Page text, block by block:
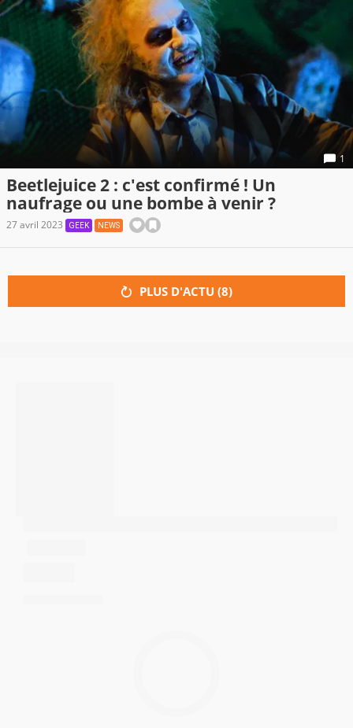
1
Beetlejuice 2 : c'est confirmé ! Un
naufrage ou une bombe à venir ?
27 avril 2023 GEEK NEWS
PLUS D'ACTU (8)